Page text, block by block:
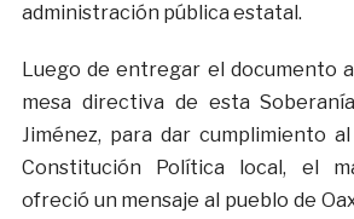
administración pública estatal.
Luego de entregar el documento
mesa directiva de esta
Jiménez, para dar cumplimiento
Constitución Política local, el
ofreció un mensaje al pueblo de